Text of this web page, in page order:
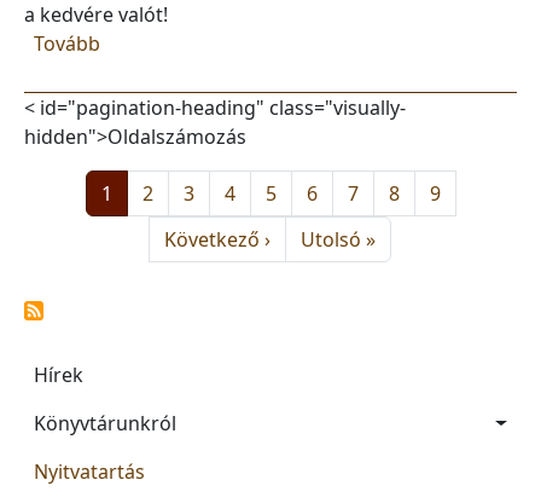
Main navigation
Hírek
Könyvtárunkról
Nyitvatartás
a kedvére valót!
Tovább
< id="pagination-heading" class="visually-
hidden">Oldalszámozás
Oldal
1 Oldal
2 Oldal
3 Oldal
4 Oldal
5 Oldal
6 Oldal
7 Oldal
8 Oldal
9
Következő oldal
Következő › Utolsó oldal
Utolsó »